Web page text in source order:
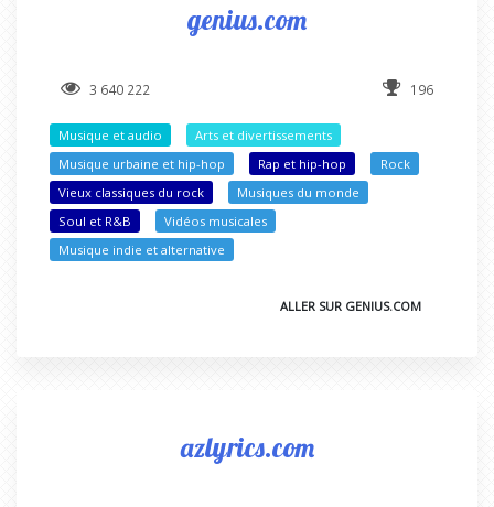
genius.com
3 640 222 196
Musique et audio
Arts et divertissements
Musique urbaine et hip-hop
Rap et hip-hop
Rock
Vieux classiques du rock
Musiques du monde
Soul et R&B
Vidéos musicales
Musique indie et alternative
ALLER SUR GENIUS.COM
azlyrics.com